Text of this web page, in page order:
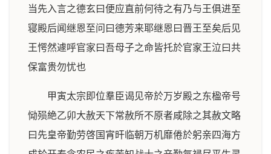
当先入言之德玄曰便应直前何待之有乃与王俱进至
寝殿后闻继恩至问曰德芳来耶继恩曰晋王至矣后见
王愕然遽呼官家曰吾母子之命皆托於官家王泣曰共
保富贵勿忧也
甲寅太宗即位羣臣谒见帝於万岁殿之东楹帝号
恸殒絶乙卯大赦天下常赦所不原者咸除之其赦文略
曰先皇帝勤劳啓国宵旰临朝万机靡倦於躬亲四海方